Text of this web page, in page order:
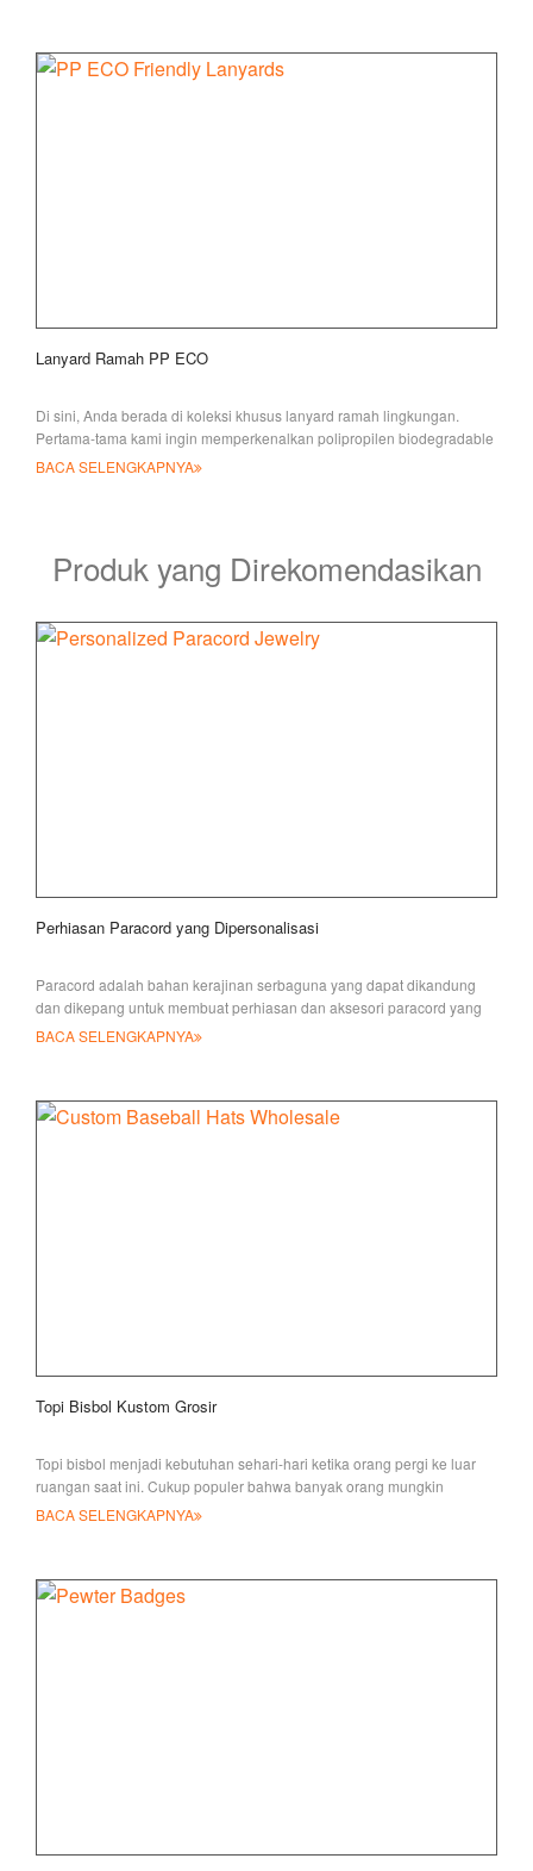
Lanyard Ramah PP ECO
Di sini, Anda berada di koleksi khusus lanyard ramah lingkungan.
Pertama-tama kami ingin memperkenalkan polipropilen biodegradable
lBACA SELENGKAPNYA
Produk yang Direkomendasikan
Perhiasan Paracord yang Dipersonalisasi
Paracord adalah bahan kerajinan serbaguna yang dapat dikandung
dan dikepang untuk membuat perhiasan dan aksesori paracord yang
tahan lama namun cantik
BACA SELENGKAPNYA
Topi Bisbol Kustom Grosir
Topi bisbol menjadi kebutuhan sehari-hari ketika orang pergi ke luar
ruangan saat ini. Cukup populer bahwa banyak orang mungkin
memilikinya
BACA SELENGKAPNYA